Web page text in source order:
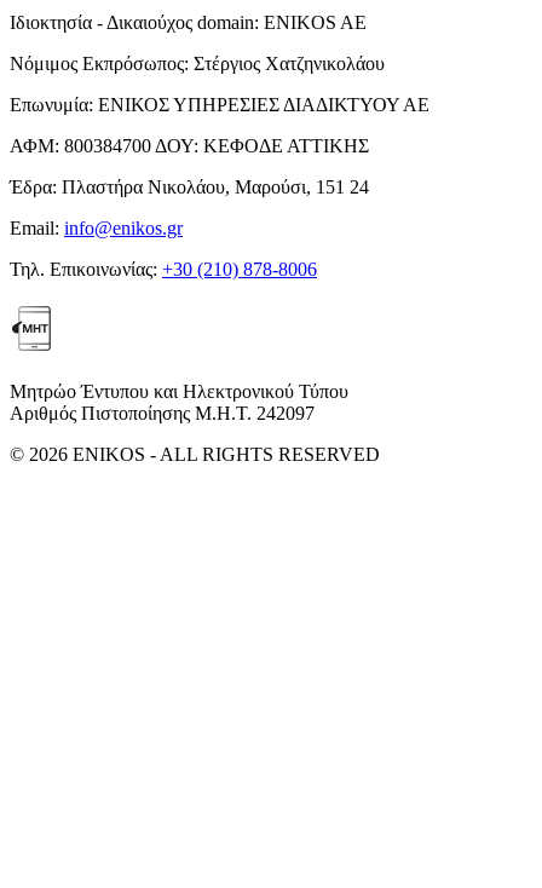
Ιδιοκτησία - Δικαιούχος domain: ENIKOS AE
Νόμιμος Εκπρόσωπος: Στέργιος Χατζηνικολάου
Επωνυμία: ΕΝΙΚΟΣ ΥΠΗΡΕΣΙΕΣ ΔΙΑΔΙΚΤΥΟΥ ΑΕ
ΑΦΜ: 800384700 ΔΟΥ: ΚΕΦΟΔΕ ΑΤΤΙΚΗΣ
Έδρα: Πλαστήρα Νικολάου, Μαρούσι, 151 24
Email: info@enikos.gr
Τηλ. Επικοινωνίας: +30 (210) 878-8006
Μητρώο Έντυπου και Ηλεκτρονικού Τύπου
Αριθμός Πιστοποίησης Μ.Η.Τ. 242097
© 2026 ENIKOS - ALL RIGHTS RESERVED